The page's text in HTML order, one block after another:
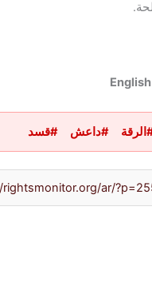
#داعش #قسد
https://rightsmonitor.org/